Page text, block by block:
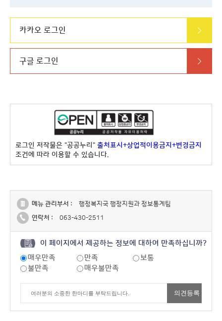
카카오 로그인
구글 로그인
로그인 저작물은 "공공누리" 출처표시+상업적이용금지+변경금지
조건에 따라 이용할 수 있습니다.
메뉴 관리부서 :
행정복지국 행정지원과 정보통계팀
연락처 :
063-430-2511
이 페이지에서 제공하는 정보에 대하여 만족하십니까?
매우만족
만족
보통
불만족
매우불만족